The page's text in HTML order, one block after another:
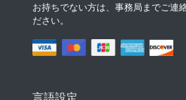
お持ちでない方は、事務局までご連
ださい。
言語設定